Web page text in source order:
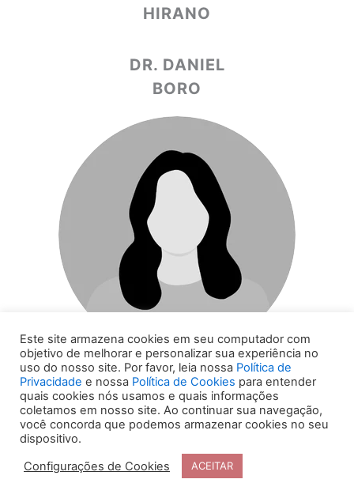
HIRANO
DR. DANIEL
BORO
DRA. DANIELA
AIDAR
DR. DANIELA
LEAL
Este site armazena cookies em seu computador com
objetivo de melhorar e personalizar sua experiência no
uso do nosso site. Por favor, leia nossa Política de
Privacidade e nossa Política de Cookies para entender
quais cookies nós usamos e quais informações
coletamos em nosso site. Ao continuar sua navegação,
você concorda que podemos armazenar cookies no seu
dispositivo.
Configurações de Cookies
ACEITAR